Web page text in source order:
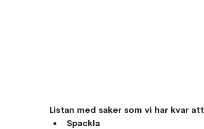
Listan med saker som vi har kvar
Spackla